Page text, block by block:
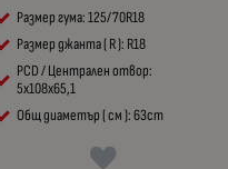
Размер гума: 125/70R18
Размер джанта ( R ): R18
PCD / Централен отвор:
5x108x65,1
Общ диаметър ( см ): 63cm